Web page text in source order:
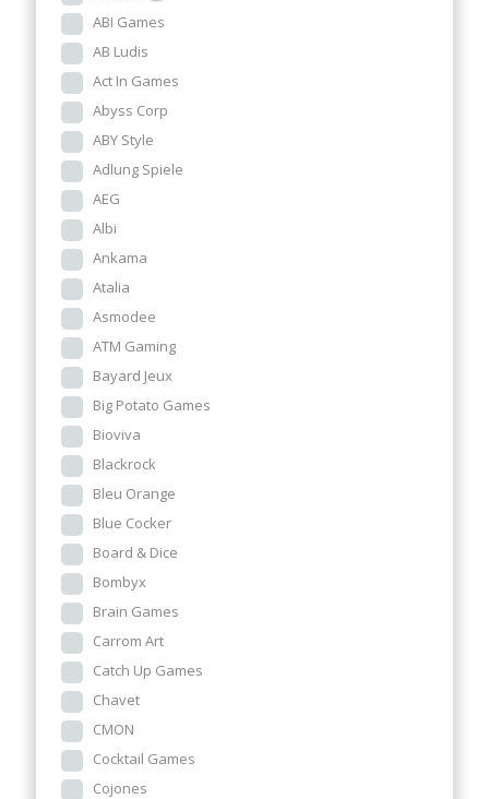
ABI Games
AB Ludis
Act In Games
Abyss Corp
ABY Style
Adlung Spiele
AEG
Albi
Ankama
Atalia
Asmodee
ATM Gaming
Bayard Jeux
Big Potato Games
Bioviva
Blackrock
Bleu Orange
Blue Cocker
Board & Dice
Bombyx
Brain Games
Carrom Art
Catch Up Games
Chavet
CMON
Cocktail Games
Cojones